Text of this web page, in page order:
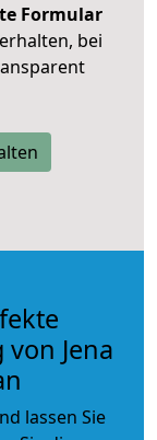
Formular
bei
Jena
lassen Sie